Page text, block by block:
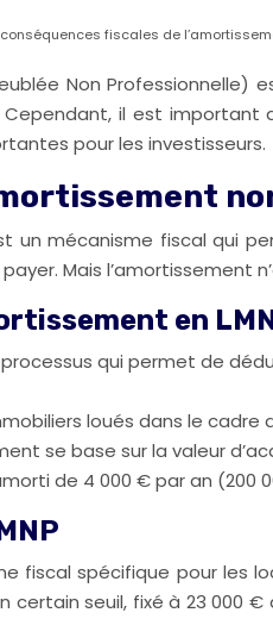
conséquences fiscales de
Non
Cependant, il est
pour les investisseurs.
un mécanisme fiscal qui
Mais
en
qui permet de
loués dans le
se base sur la valeur
de 4 000 € par an (200
fiscal spécifique pour les
seuil, fixé à 23 000